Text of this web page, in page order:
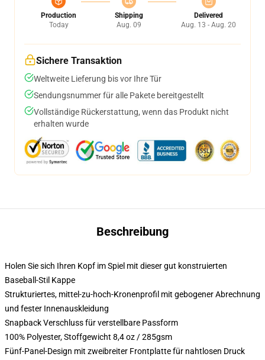
Production
Today
Shipping
Aug. 09
Delivered
Aug. 13 - Aug. 20
Sichere Transaktion
Weltweite Lieferung bis vor Ihre Tür
Sendungsnummer für alle Pakete bereitgestellt
Vollständige Rückerstattung, wenn das Produkt nicht
erhalten wurde
Beschreibung
Holen Sie sich Ihren Kopf im Spiel mit dieser gut konstruierten
Baseball-Stil Kappe
Strukturiertes, mittel-zu-hoch-Kronenprofil mit gebogener Abrechnung
und fester Innenauskleidung
Snapback Verschluss für verstellbare Passform
100% Polyester, Stoffgewicht 8,4 oz / 285gsm
Fünf-Panel-Design mit zweibreiter Frontplatte für nahtlosen Druck